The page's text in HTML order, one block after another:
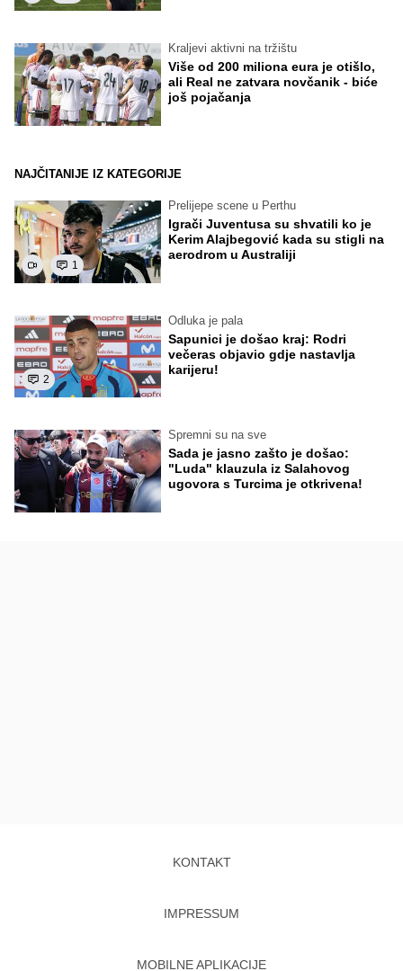
Kraljevi aktivni na tržištu
Više od 200 miliona eura je otišlo,
ali Real ne zatvara novčanik - biće
još pojačanja
NAJČITANIJE IZ KATEGORIJE
1
Prelijepe scene u Perthu
Igrači Juventusa su shvatili ko je
Kerim Alajbegović kada su stigli na
aerodrom u Australiji
2
Odluka je pala
Sapunici je došao kraj: Rodri
večeras objavio gdje nastavlja
karijeru!
Spremni su na sve
Sada je jasno zašto je došao:
"Luda" klauzula iz Salahovog
ugovora s Turcima je otkrivena!
KONTAKT
IMPRESSUM
MOBILNE APLIKACIJE